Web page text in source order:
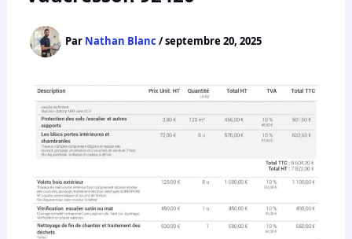
Par Nathan Blanc/septembre 20, 2025